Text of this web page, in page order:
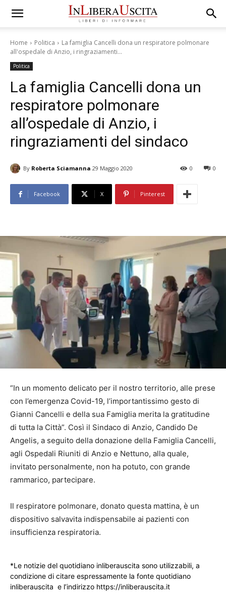
Home Politica
La famiglia Cancelli dona un respiratore polmonare
all'ospedale di Anzio, i ringraziamenti...
Politica
La famiglia Cancelli dona un
respiratore polmonare
all’ospedale di Anzio, i
ringraziamenti del sindaco
By Roberta Sciamanna 29 Maggio 2020 0
0
Facebook X Pinterest
“In un momento delicato per il nostro territorio, alle prese
con l’emergenza Covid-19, l’importantissimo gesto di
Gianni Cancelli e della sua Famiglia merita la gratitudine
di tutta la Città”. Così il Sindaco di Anzio, Candido De
Angelis, a seguito della donazione della Famiglia Cancelli,
agli Ospedali Riuniti di Anzio e Nettuno, alla quale,
invitato personalmente, non ha potuto, con grande
rammarico, partecipare.
Il respiratore polmonare, donato questa mattina, è un
dispositivo salvavita indispensabile ai pazienti con
insufficienza respiratoria.
*Le notizie del quotidiano inliberauscita sono utilizzabili, a
condizione di citare espressamente la fonte quotidiano
inliberauscita e l’indirizzo https://inliberauscita.it